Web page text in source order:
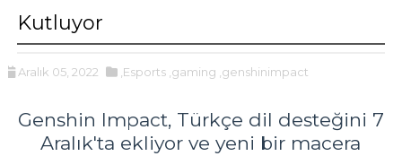
Kutluyor
Aralık 05, 2022 ,Esports ,gaming ,genshinimpact
Genshin Impact, Türkçe dil desteğini 7
Aralık'ta ekliyor ve yeni bir macera